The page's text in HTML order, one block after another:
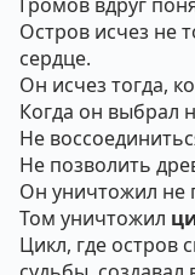
Остров исчез не
сердце.
Он исчез тогда,
Когда он выбрал
Не
Не позволить
Он уничтожил не
Том уничтожил
Цикл, где остров